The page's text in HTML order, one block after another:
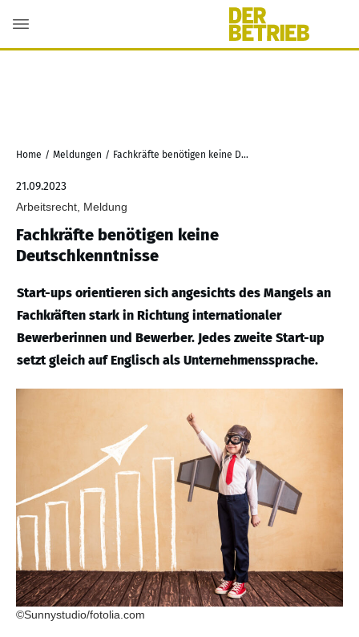
Home / Meldungen / Fachkräfte benötigen keine Deutschkenntnisse
21.09.2023
Arbeitsrecht, Meldung
Fachkräfte benötigen keine
Deutschkenntnisse
Start-ups orientieren sich angesichts des Mangels an
Fachkräften stark in Richtung internationaler
Bewerberinnen und Bewerber. Jedes zweite Start-up
setzt gleich auf Englisch als Unternehmenssprache.
©Sunnystudio/fotolia.com